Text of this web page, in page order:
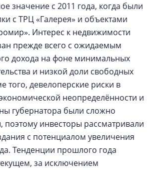
значение с 2011 года, когда были
с ТРЦ «Галерея» и объектами
Интерес к недвижимости
прежде всего с ожидаемым
дохода на фоне минимальных
и низкой доли свободных
того, девелоперские риски в
неопределённости и
губернатора были сложно
инвесторы рассматривали
с потенциалом увеличения
Тенденции прошлого года
за исключением